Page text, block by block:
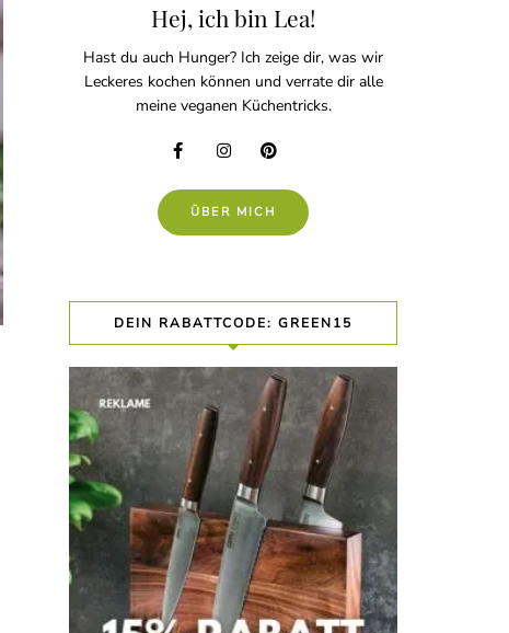
Hej, ich bin Lea!
Hast du auch Hunger? Ich zeige dir, was wir
Leckeres kochen können und verrate dir alle
meine veganen Küchentricks.
ÜBER MICH
DEIN RABATTCODE: GREEN15